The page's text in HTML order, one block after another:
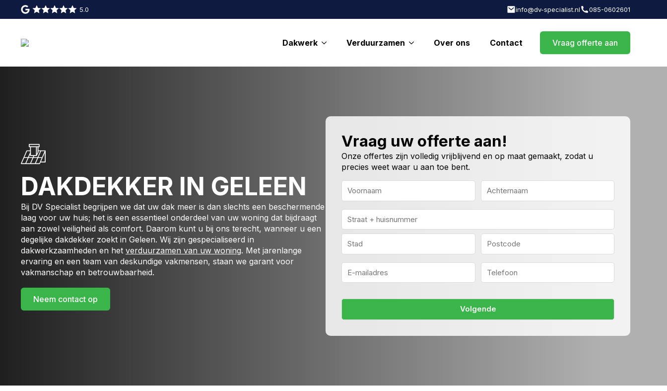
5.0 info@dv-specialist.nl 085-0602601
Dakwerk Verduurzamen Over ons Contact Vraag offerte aan
DAKDEKKER IN GELEEN
Bij DV Specialist begrijpen we dat uw dak meer is dan slechts een beschermende
laag voor uw huis; het is een essentieel onderdeel van uw woning dat bijdraagt
aan zowel veiligheid als comfort. Daarom kunt u bij ons terecht, wanneer u een
degelijke dakdekker zoekt in Geleen. Wij zijn gespecialiseerd in
dakwerkzaamheden en het verduurzamen van uw woning. Met jarenlange
ervaring en een team van deskundige vakmensen, staan we garant voor
vakmanschap en betrouwbaarheid.
Neem contact op
Vraag uw offerte aan!
Onze offertes zijn volledig vrijblijvend en op maat gemaakt, zodat u
precies weet waar u aan toe bent.
Adres
Straat
huisnummer
E-
mailadres
Telefoon